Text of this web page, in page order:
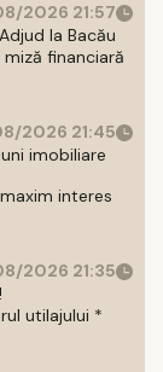
2026 21:57
la Bacău
miză financiară
2026 21:45
imobiliare
interes
2026 21:35
utilajului *